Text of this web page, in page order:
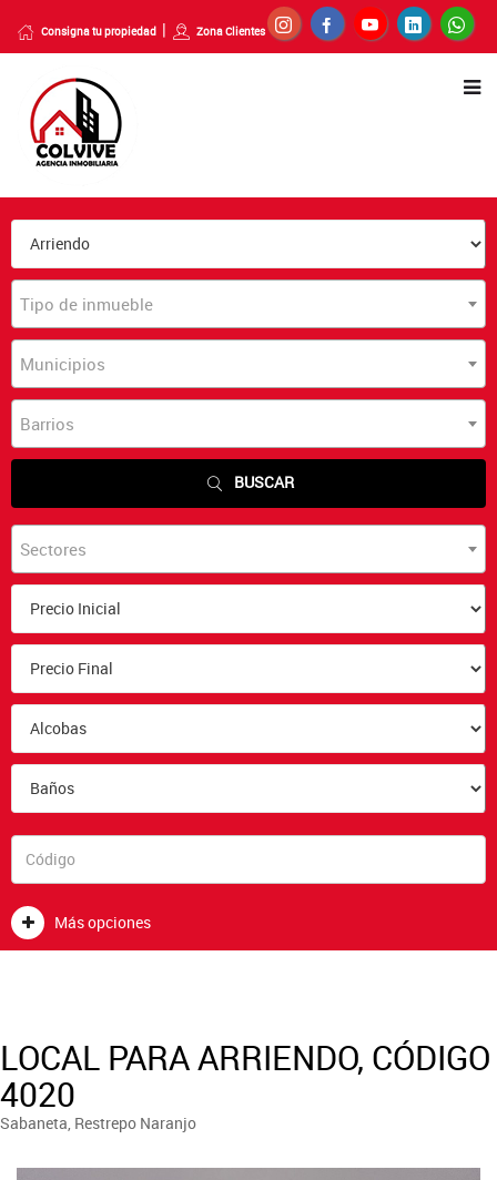
Consigna tu propiedad Zona Clientes
Tipo de inmueble
Municipios
Barrios
BUSCAR
Sectores
Más opciones
LOCAL PARA ARRIENDO, CÓDIGO
4020
Sabaneta, Restrepo Naranjo